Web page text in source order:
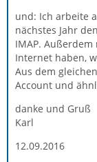
und: Ich arbeite
nächstes Jahr
IMAP.
Internet haben,
Aus dem
Account und
danke und Gruß
Karl
12.09.2016